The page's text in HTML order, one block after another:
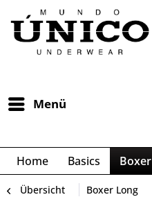
Menü
Home Basics Boxer
Übersicht Boxer Long